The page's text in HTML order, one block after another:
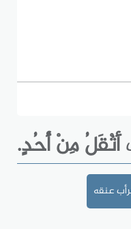
أَثْقَلُ مِنْ أُحُدٍ.
عنقه